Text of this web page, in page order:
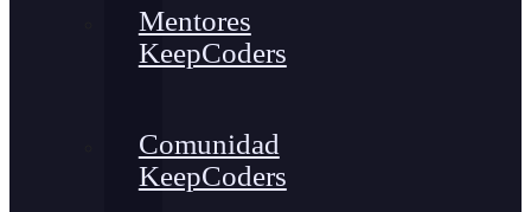
Mentores
KeepCoders
Comunidad
KeepCoders